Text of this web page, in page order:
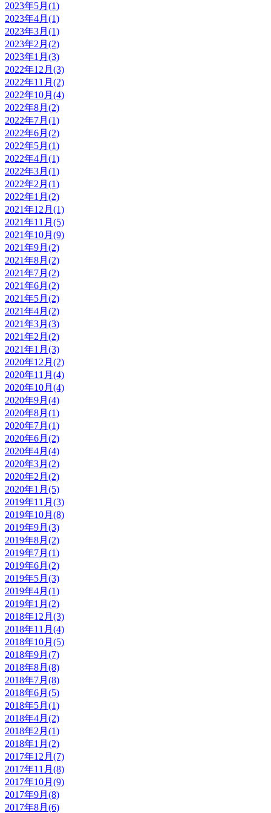
2023年5月(1)
2023年4月(1)
2023年3月(1)
2023年2月(2)
2023年1月(3)
2022年12月(3)
2022年11月(2)
2022年10月(4)
2022年8月(2)
2022年7月(1)
2022年6月(2)
2022年5月(1)
2022年4月(1)
2022年3月(1)
2022年2月(1)
2022年1月(2)
2021年12月(1)
2021年11月(5)
2021年10月(9)
2021年9月(2)
2021年8月(2)
2021年7月(2)
2021年6月(2)
2021年5月(2)
2021年4月(2)
2021年3月(3)
2021年2月(2)
2021年1月(3)
2020年12月(2)
2020年11月(4)
2020年10月(4)
2020年9月(4)
2020年8月(1)
2020年7月(1)
2020年6月(2)
2020年4月(4)
2020年3月(2)
2020年2月(2)
2020年1月(5)
2019年11月(3)
2019年10月(8)
2019年9月(3)
2019年8月(2)
2019年7月(1)
2019年6月(2)
2019年5月(3)
2019年4月(1)
2019年1月(2)
2018年12月(3)
2018年11月(4)
2018年10月(5)
2018年9月(7)
2018年8月(8)
2018年7月(8)
2018年6月(5)
2018年5月(1)
2018年4月(2)
2018年2月(1)
2018年1月(2)
2017年12月(7)
2017年11月(8)
2017年10月(9)
2017年9月(8)
2017年8月(6)